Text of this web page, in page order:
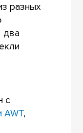
разных
два
с
AWT,